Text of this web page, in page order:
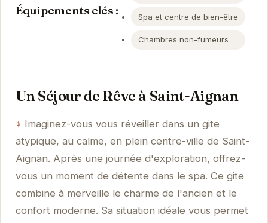
Équipements clés : Spa et centre de bien-être
Chambres non-fumeurs
Un Séjour de Rêve à Saint-Aignan
Imaginez-vous vous réveiller dans un gite
atypique, au calme, en plein centre-ville de Saint-
Aignan. Après une journée d'exploration, offrez-
vous un moment de détente dans le spa. Ce gite
combine à merveille le charme de l'ancien et le
confort moderne. Sa situation idéale vous permet